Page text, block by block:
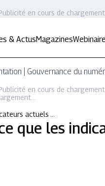
en cours de chargement...
& ActusMagazines
| Gouvernance du
en cours de chargement...
actuels …
que les